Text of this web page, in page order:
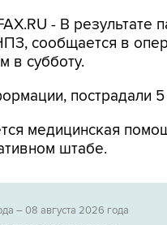
- В
сообщается в
в субботу.
пострадали
медицинская
штабе.
– 08 августа 2026 года